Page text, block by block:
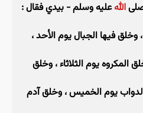
اللهعليه وسلم - بيدي فقال :
وخلق فيها الجبال يوم الأحد ،
المكروه يوم الثلاثاء ، وخلق
الدواب يوم الخميس ، وخلق آدم